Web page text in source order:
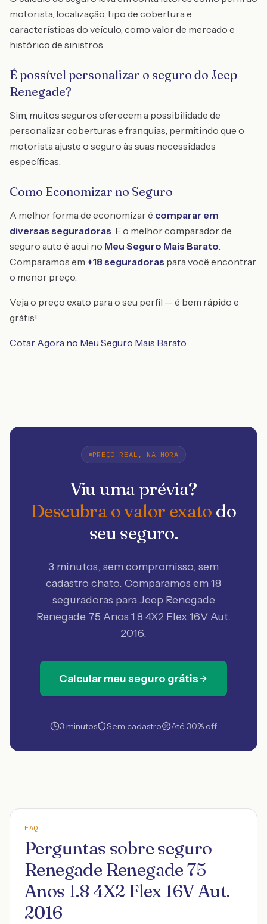
motorista, localização, tipo de cobertura e
características do veículo, como valor de mercado e
histórico de sinistros.
É possível personalizar o seguro do Jeep
Renegade?
Sim, muitos seguros oferecem a possibilidade de
personalizar coberturas e franquias, permitindo que o
motorista ajuste o seguro às suas necessidades
específicas.
Como Economizar no Seguro
A melhor forma de economizar é comparar em
diversas seguradoras. E o melhor comparador de
seguro auto é aqui no Meu Seguro Mais Barato.
Comparamos em +18 seguradoras para você encontrar
o menor preço.
Veja o preço exato para o seu perfil — é bem rápido e
grátis!
Cotar Agora no Meu Seguro Mais Barato
PREÇO REAL, NA HORA
Viu uma prévia?
Descubra o valor exato do
seu seguro.
3 minutos, sem compromisso, sem
cadastro chato. Comparamos em 18
seguradoras para Jeep Renegade
Renegade 75 Anos 1.8 4X2 Flex 16V Aut.
2016.
Calcular meu seguro grátis
3 minutos Sem cadastro Até 30% off
FAQ
Perguntas sobre seguro
Renegade Renegade 75
Anos 1.8 4X2 Flex 16V Aut.
2016